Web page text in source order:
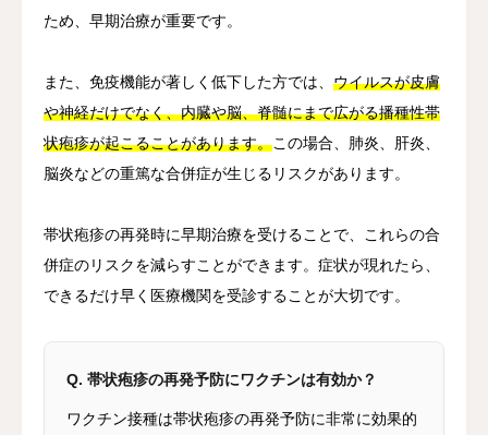
ため、早期治療が重要です。
また、免疫機能が著しく低下した方では、 ウイルスが皮膚
や神経だけでなく、内臓や脳、脊髄にまで広がる播種性帯
状疱疹が起こることがあります。この場合、肺炎、肝炎、
脳炎などの重篤な合併症が生じるリスクがあります。
帯状疱疹の再発時に早期治療を受けることで、これらの合
併症のリスクを減らすことができます。症状が現れたら、
できるだけ早く医療機関を受診することが大切です。
Q. 帯状疱疹の再発予防にワクチンは有効か？
ワクチン接種は帯状疱疹の再発予防に非常に効果的